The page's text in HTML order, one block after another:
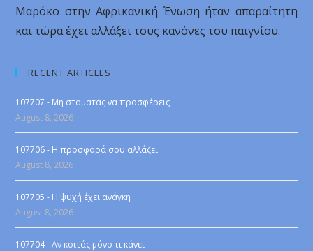
Μαρόκο στην Αφρικανική Ένωση ήταν απαραίτητη
και τώρα έχει αλλάξει τους κανόνες του παιγνίου.
RECENT ARTICLES
107707 - Μη σταματάς να προσφέρεις
August 8, 2026
107706 - Η προσφορά σου αλλάζει
August 8, 2026
107705 - Η ψυχή έχει ανάγκη
August 8, 2026
107704 - Αν κοιτάς μόνο τι κάνει